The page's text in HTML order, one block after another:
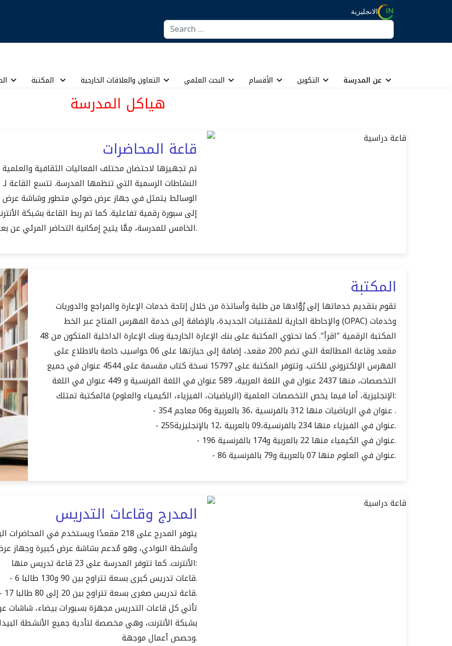
الانجليزية
Search
التعاون والعلاقات الخارجية البحث العلمي الأقسام التكوين عن المدرسة
هياكل المدرسة
قاعة المحاضرات
تم تجهيزها لاحتضان مختلف الفعاليات الثقافية
الوسائط يتمثل في جهاز عرض ضوئي متطور وشاشة عرض
إلى سبورة رقمية تفاعلية. كما تم ربط القاعة بشبكة
الخامس للمدرسة، مِمَّا يتيح إمكانية التحاضر المرئي عن بعد والبث المزدوج المتزامن بين القاعتين.
المكتبة
تقوم بتقديم خدماتها إلى رُوَّادها من طلبة وأساتذة من خلال إتاحة خدمات الإعارة والمراجع والدوريات
والإحاطة الجارية للمقتنيات الجديدة، بالإضافة إلى خدمة الفهرس المتاح عبر الخط (OPAC) وخدمات
المكتبة الرقمية "اقرأ". كما تحتوي المكتبة على بنك الإعارة الخارجية وبنك الإعارة الداخلية المتكون من 48
مقعد وقاعة المطالعة التي تضم 200 مقعد، إضافة إلى حيازتها على 06 حواسيب خاصة بالاطلاع على
الفهرس الإلكتروني للكتب. وتتوفر المكتبة على 15797 نسخة كتاب مقسمة على 4544 عنوان في جميع
التخصصات، منها 2437 عنوان في اللغة العربية، 589 عنوان في اللغة الفرنسية و 449 عنوان في اللغة
الإنجليزية، أما فيما يخص التخصصات العلمية (الرياضيات، الفيزياء، الكيمياء والعلوم) فالمكتبة تمتلك:
- 354 عنوان في الرياضيات منها 312 بالفرنسية ،36 بالعربية و06 معاجم .
- 255عنوان في الفيزياء منها 234 بالفرنسية،09 بالعربية ،12 بالإنجليزية.
- 196 عنوان في الكيمياء منها 22 بالعربية و174 بالفرنسية.
- 86 عنوان في العلوم منها 07 بالعربية و79 بالفرنسية.
المدرج وقاعات التدريس
يتوفر المدرج على 218 مقعدًا ويستخدم في
وأنشطة النوادي، وهو مُدعم بشاشة عرض كبيرة وجهاز
الأنترنت. كما تتوفر المدرسة على 23 قاعة تدريس منها:
- 6 قاعات تدريس كبرى بسعة تتراوح بين 90 و130 طالبا.
- 17 قاعة تدريس صغرى بسعة تتراوح بين 20 إلى 80 طالبا.
تأتي كل قاعات التدريس مجهزة بسبورات بيضاء،
بشبكة الأنترنت، وهي مخصصة لتأدية جميع الأنشطة
وحصص أعمال موجهة.